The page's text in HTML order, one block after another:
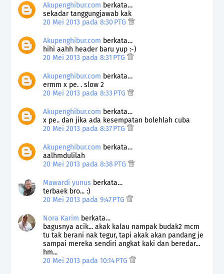
Akupenghibur.com berkata…
sekadar tanggungjawab kak
20 Mei 2013 pada 8:30 PTG
Akupenghibur.com berkata…
hihi aahh header baru yup :-)
20 Mei 2013 pada 8:31 PTG
Akupenghibur.com berkata…
ermm x pe. . slow 2
20 Mei 2013 pada 8:33 PTG
Akupenghibur.com berkata…
x pe.. dan jika ada kesempatan bolehlah cuba
20 Mei 2013 pada 8:37 PTG
Akupenghibur.com berkata…
aalhmdulilah
20 Mei 2013 pada 8:38 PTG
Mawardi yunus berkata…
terbaek bro... :)
20 Mei 2013 pada 9:47 PTG
Nora Karim berkata…
bagusnya acik... akak kalau nampak budak2 mcm
tu tak berani nak tegur, tapi akak akan pandang je
sampai mereka sendiri angkat kaki dan beredar...
hm...
20 Mei 2013 pada 10:14 PTG